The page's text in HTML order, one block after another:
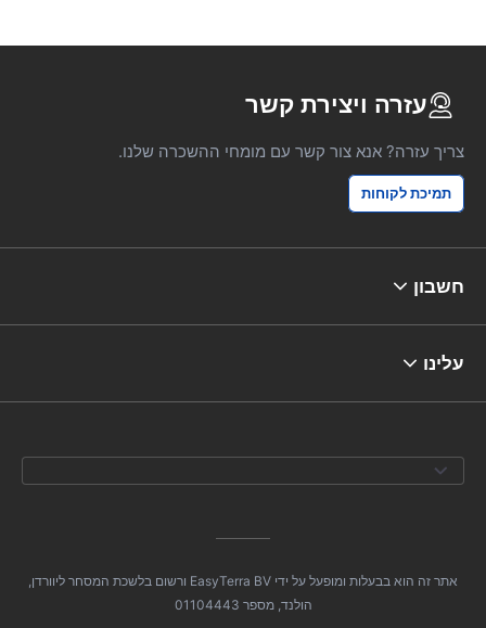
עזרה ויצירת קשר
צריך עזרה? אנא צור קשר עם מומחי ההשכרה שלנו.
תמיכת לקוחות
חשבון
עלינו
אתר זה הוא בבעלות ומופעל על ידי EasyTerra BV ורשום בלשכת המסחר ליוורדן,
הולנד, מספר 01104443